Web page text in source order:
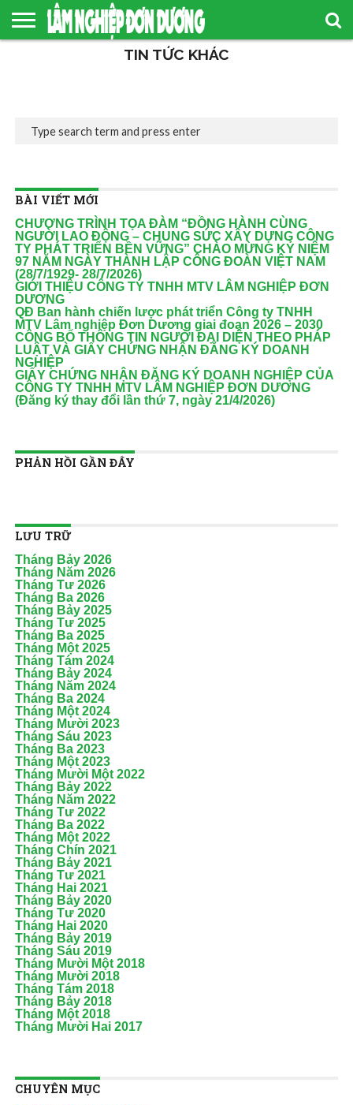
TIÊU
CHUẨN
TIN TỨC KHÁC
BÀI VIẾT MỚI
CHƯƠNG TRÌNH TỌA ĐÀM “ĐỒNG HÀNH CÙNG
NGƯỜI LAO ĐỘNG – CHUNG SỨC XÂY DỰNG CÔNG
TY PHÁT TRIỂN BỀN VỮNG” CHÀO MỪNG KỶ NIỆM
97 NĂM NGÀY THÀNH LẬP CÔNG ĐOÀN VIỆT NAM
(28/7/1929- 28/7/2026)
GIỚI THIỆU CÔNG TY TNHH MTV LÂM NGHIỆP ĐƠN
DƯƠNG
QĐ Ban hành chiến lược phát triển Công ty TNHH
MTV Lâm nghiệp Đơn Dương giai đoạn 2026 – 2030
CÔNG BỐ THÔNG TIN NGƯỜI ĐẠI DIỆN THEO PHÁP
LUẬT VÀ GIẤY CHỨNG NHẬN ĐĂNG KÝ DOANH
NGHIỆP
GIẤY CHỨNG NHẬN ĐĂNG KÝ DOANH NGHIỆP CỦA
CÔNG TY TNHH MTV LÂM NGHIỆP ĐƠN DƯƠNG
(Đăng ký thay đổi lần thứ 7, ngày 21/4/2026)
PHẢN HỒI GẦN ĐÂY
LƯU TRỮ
Tháng Bảy 2026
Tháng Năm 2026
Tháng Tư 2026
Tháng Ba 2026
Tháng Bảy 2025
Tháng Tư 2025
Tháng Ba 2025
Tháng Một 2025
Tháng Tám 2024
Tháng Bảy 2024
Tháng Năm 2024
Tháng Ba 2024
Tháng Một 2024
Tháng Mười 2023
Tháng Sáu 2023
Tháng Ba 2023
Tháng Một 2023
Tháng Mười Một 2022
Tháng Bảy 2022
Tháng Năm 2022
Tháng Tư 2022
Tháng Ba 2022
Tháng Một 2022
Tháng Chín 2021
Tháng Bảy 2021
Tháng Tư 2021
Tháng Hai 2021
Tháng Bảy 2020
Tháng Tư 2020
Tháng Hai 2020
Tháng Bảy 2019
Tháng Sáu 2019
Tháng Mười Một 2018
Tháng Mười 2018
Tháng Tám 2018
Tháng Bảy 2018
Tháng Một 2018
Tháng Mười Hai 2017
CHUYÊN MỤC